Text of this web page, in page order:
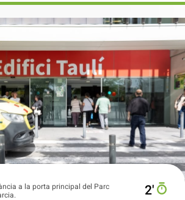
a la porta principal del Parc
2′